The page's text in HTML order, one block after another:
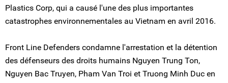
Plastics Corp, qui a causé l'une des plus importantes
catastrophes environnementales au Vietnam en avril 2016.
Front Line Defenders condamne l'arrestation et la détention
des défenseurs des droits humains Nguyen Trung Ton,
Nguyen Bac Truyen, Pham Van Troi et Truong Minh Duc en